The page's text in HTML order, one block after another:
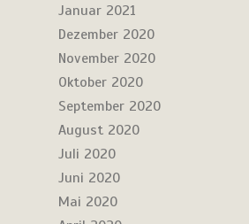
Januar 2021
Dezember 2020
November 2020
Oktober 2020
September 2020
August 2020
Juli 2020
Juni 2020
Mai 2020